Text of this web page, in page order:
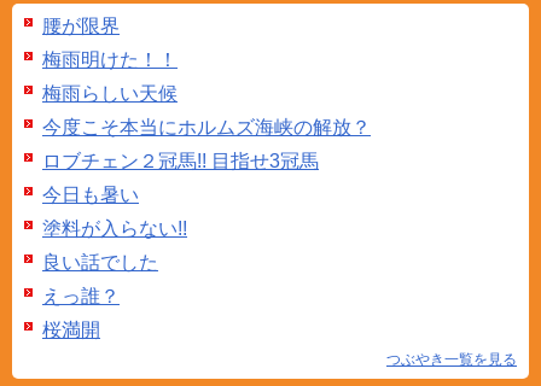
腰が限界
梅雨明けた！！
梅雨らしい天候
今度こそ本当にホルムズ海峡の解放？
ロブチェン２冠馬!! 目指せ3冠馬
今日も暑い
塗料が入らない!!
良い話でした
えっ誰？
桜満開
つぶやき一覧を見る